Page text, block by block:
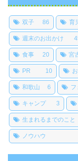
双子 86 育
週末のお出かけ
食事 20 宮
PR 10
和歌山 6 フ
キャンプ 3
生まれるまでのこと
ノウハウ